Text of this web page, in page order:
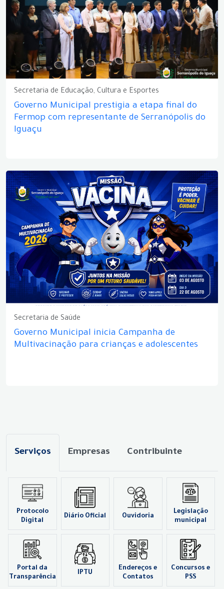
Secretaria de Educação, Cultura e Esportes
Governo Municipal prestigia a etapa final do
Fermop com representante de Serranópolis do
Iguaçu
Secretaria de Saúde
Governo Municipal inicia Campanha de
Multivacinação para crianças e adolescentes
Serviços Empresas Contribuinte
Protocolo
Digital
Diário Oficial Ouvidoria
Legislação
municipal
Portal da
Transparência
IPTU
Endereços e
Contatos
Concursos e
PSS